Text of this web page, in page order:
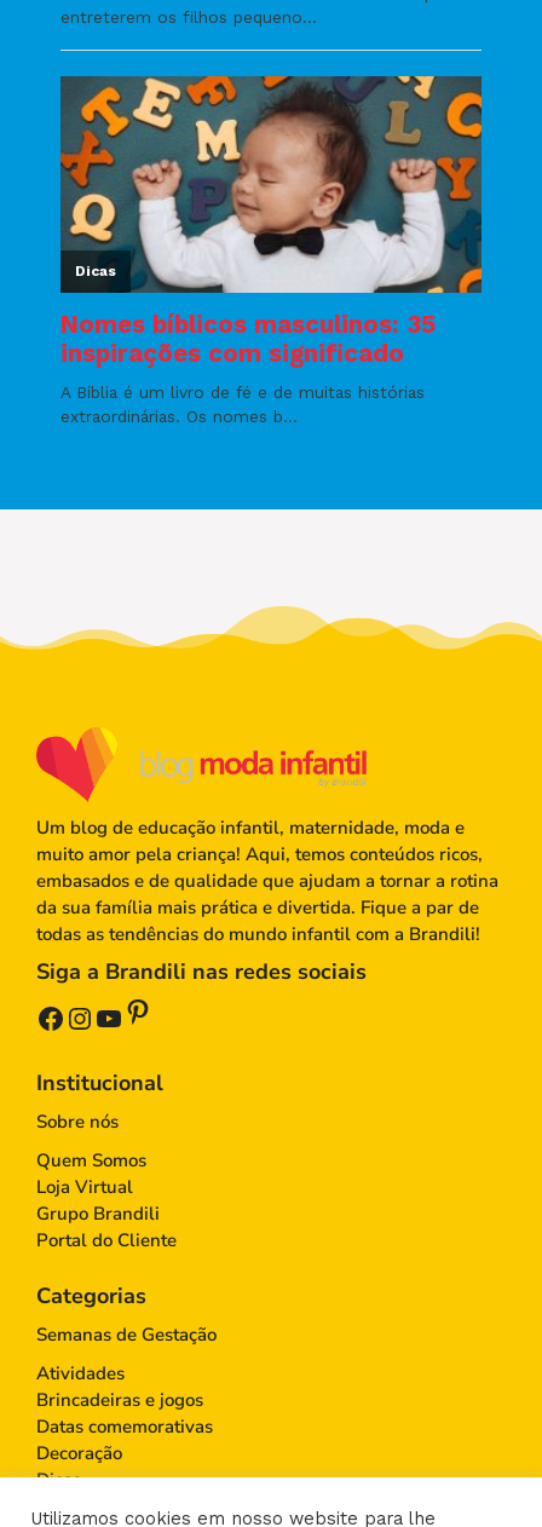
Um blog de educação infantil, maternidade, moda e
muito amor pela criança! Aqui, temos conteúdos ricos,
embasados e de qualidade que ajudam a tornar a rotina
da sua família mais prática e divertida. Fique a par de
todas as tendências do mundo infantil com a Brandili!
Siga a Brandili nas redes sociais
Facebook
Instagram
Youtube
Pinterest
Institucional
Sobre nós
Quem Somos
Loja Virtual
Grupo Brandili
Portal do Cliente
Categorias
Semanas de Gestação
Atividades
Brincadeiras e jogos
Datas comemorativas
Decoração
Dicas
Educação Infantil
Utilizamos cookies em nosso website para lhe